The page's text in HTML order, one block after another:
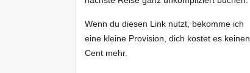
Wenn du diesen Link nutzt, bekomme ich
eine kleine Provision, dich kostet es keinen
Cent mehr.